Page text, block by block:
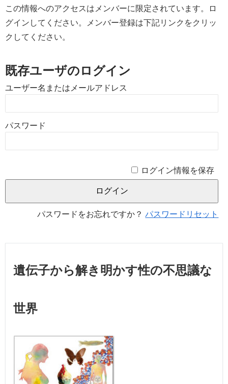
この情報へのアクセスはメンバーに限定されています。ロ
グインしてください。メンバー登録は下記リンクをクリッ
クしてください。
既存ユーザのログイン
ユーザー名またはメールアドレス
パスワード
ログイン情報を保存
パスワードをお忘れですか？パスワードリセット
遺伝子から解き明かす性の不思議な
世界